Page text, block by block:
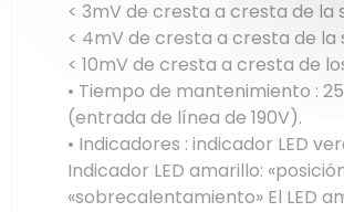
< 3mV de cresta a cresta de la
< 4mV de cresta a cresta de la
< 10mV de cresta a cresta de
• Tiempo de mantenimiento :
(entrada de línea de 190V).
• Indicadores : indicador LED
Indicador LED amarillo:
«sobrecalentamiento» El LED